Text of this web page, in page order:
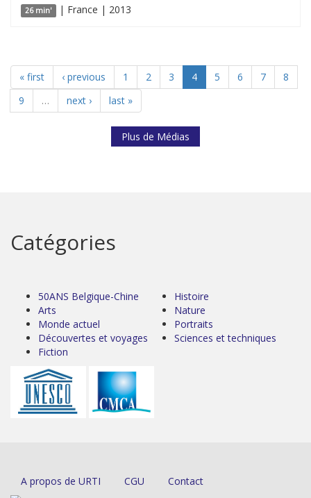
26 min' | France | 2013
« first ‹ previous 1 2 3 4 5 6 7
8
9
… next › last »
Plus de Médias
Catégories
50ANS Belgique-Chine
Arts
Monde actuel
Découvertes et voyages
Fiction
Histoire
Nature
Portraits
Sciences et techniques
A propos de URTI CGU Contact